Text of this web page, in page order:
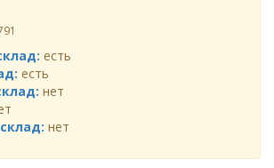
есть
есть
нет
нет